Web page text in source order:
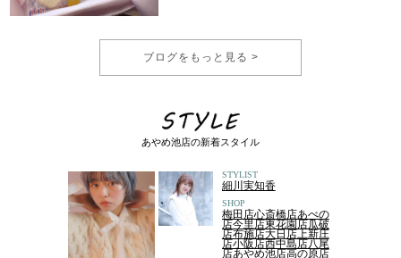
ブログをもっと見る >
あやめ池店の新着スタイル
STYLIST
細川実知香
SHOP
梅田店心斎橋店あべの
店今里店東花園店瓜破
店布施店大日店上新庄
店小阪店西中島店八尾
店あやめ池店高の原店